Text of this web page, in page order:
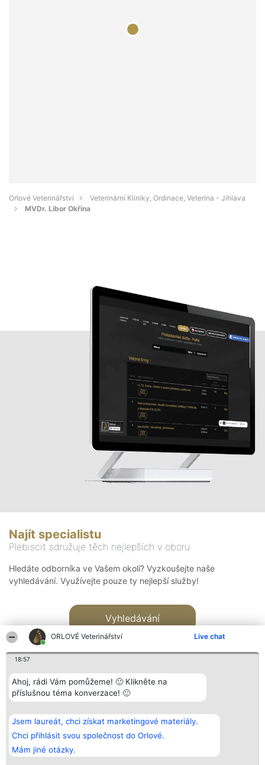
ORLOVÉ Veterinářství Live chat
18:57
Ahoj, rádi Vám pomůžeme! 🙂 Klikněte na
příslušnou téma konverzace! 🙂
Jsem laureát, chci získat marketingové materiály.
Chci přihlásit svou společnost do Orlové.
Mám jiné otázky.
Orlové Veterinářství
Veterinární Kliniky, Ordinace, Veterina - Jihlava
MVDr. Libor Okřina
Najít specialistu
Plebiscit sdružuje těch nejlepších v oboru
Hledáte odborníka ve Vašem okolí? Vyzkoušejte naše
vyhledávání. Využívejte pouze ty nejlepší služby!
Vyhledávání
Bright Side Solutions sp. z o.
o. sp. k.
ul. Ruska 22
Wrocław 50-079
KRS 0000749100 | Regon
381313360 | NIP 8943132676
Vítězové
Seznam všech
laureátů
Zásady
Zásady
Kontakt